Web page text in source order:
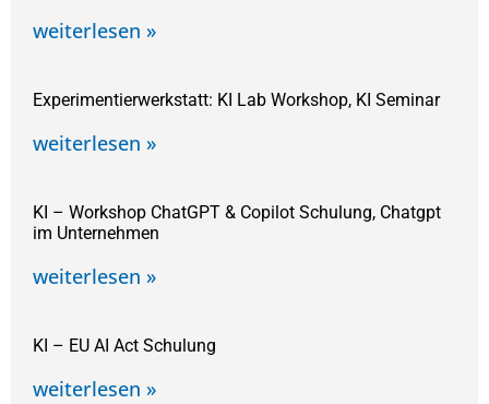
weiterlesen »
Experimentierwerkstatt: KI Lab Workshop, KI Seminar
weiterlesen »
KI – Workshop ChatGPT & Copilot Schulung, Chatgpt
im Unternehmen
weiterlesen »
KI – EU AI Act Schulung
weiterlesen »